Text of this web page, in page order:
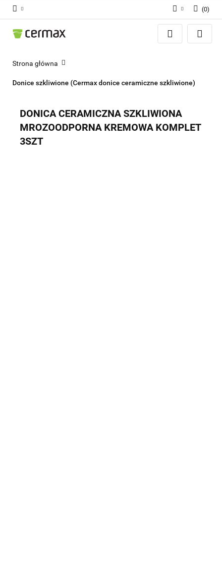
Zaloguj się
(0)
Strona główna
Donice szkliwione (Cermax donice ceramiczne szkliwione)
DONICA CERAMICZNA SZKLIWIONA
MROZOODPORNA KREMOWA KOMPLET
3SZT